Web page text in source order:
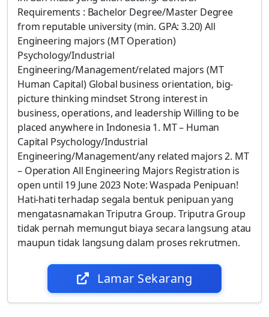
Requirements : Bachelor Degree/Master Degree
from reputable university (min. GPA: 3.20) All
Engineering majors (MT Operation)
Psychology/Industrial
Engineering/Management/related majors (MT
Human Capital) Global business orientation, big-
picture thinking mindset Strong interest in
business, operations, and leadership Willing to be
placed anywhere in Indonesia 1. MT – Human
Capital Psychology/Industrial
Engineering/Management/any related majors 2. MT
– Operation All Engineering Majors Registration is
open until 19 June 2023 Note: Waspada Penipuan!
Hati-hati terhadap segala bentuk penipuan yang
mengatasnamakan Triputra Group. Triputra Group
tidak pernah memungut biaya secara langsung atau
maupun tidak langsung dalam proses rekrutmen.
Lamar Sekarang